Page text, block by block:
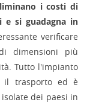
i costi di
si guadagna in
verificare
dimensioni più
Tutto l'impianto
il trasporto ed è
dei paesi in